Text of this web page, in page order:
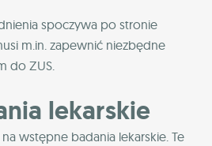
spoczywa po stronie
m.in. zapewnić niezbędne
do ZUS.
lekarskie
wstępne badania lekarskie. Te